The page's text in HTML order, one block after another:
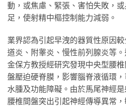
動，或焦慮、緊張、害怕失敗，
足，使射精中樞控制能力減弱。
業界認為引起早洩的器質性原因
道炎、附睾炎、慢性前列腺炎等
金保方教授經研究發現中央型腰
盤壓迫硬脊膜，影響腦脊液循環
水腫及功能障礙。由於馬尾神經
腰椎間盤突出引起神經傳導異常